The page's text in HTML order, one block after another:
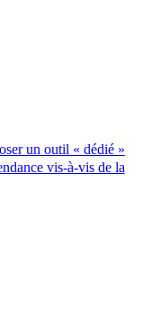
un outil « dédié »
vis-à-vis de la